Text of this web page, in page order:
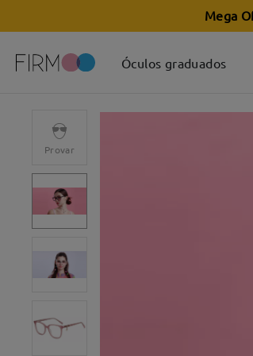
Mega
Óculos graduados
Provar